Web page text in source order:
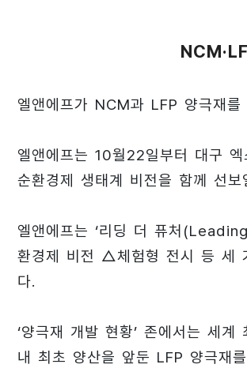
엘앤에프가 NCM과 LFP 양극재를
엘앤에프는 10월22일부터 대구
순환경제 생태계 비전을 함께 선보
엘앤에프는 ‘리딩 더 퓨처
환경제 비전 △체험형 전시 등 세
다.
‘양극재 개발 현황’ 존에서는 세
내 최초 양산을 앞둔 LFP 양극재